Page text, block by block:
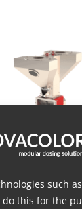
such
do this for the